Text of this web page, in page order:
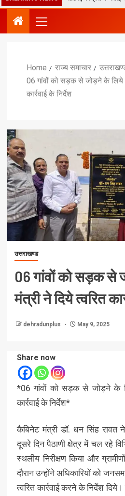
Home राज्य समाचार
06 गांवों को सड़क से जोड़ने के लिये
कार्रवाई के निर्देश
उत्तराखण्ड
06 गांवों को सड़क से
मंत्री ने दिये त्वरित
dehradunplus May 9, 2025
Share now
*06 गांवों को सड़क से जोड़ने के
कार्रवाई के निर्देश*
कैबिनेट मंत्री डॉ. धन सिंह रावत
दूसरे दिन पैठाणी क्षेत्र में चल रहे
स्थलीय निरीक्षण किया और
दौरान उन्होंने अधिकारियों को
त्वरित कार्रवाई करने के निर्देश